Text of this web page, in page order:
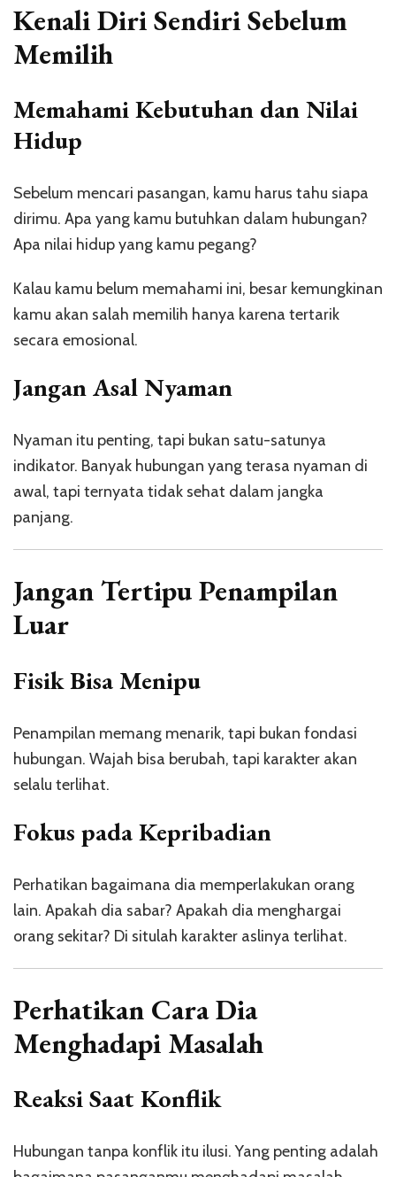
Kenali Diri Sendiri Sebelum
Memilih
Memahami Kebutuhan dan Nilai
Hidup
Sebelum mencari pasangan, kamu harus tahu siapa
dirimu. Apa yang kamu butuhkan dalam hubungan?
Apa nilai hidup yang kamu pegang?
Kalau kamu belum memahami ini, besar kemungkinan
kamu akan salah memilih hanya karena tertarik
secara emosional.
Jangan Asal Nyaman
Nyaman itu penting, tapi bukan satu-satunya
indikator. Banyak hubungan yang terasa nyaman di
awal, tapi ternyata tidak sehat dalam jangka
panjang.
Jangan Tertipu Penampilan
Luar
Fisik Bisa Menipu
Penampilan memang menarik, tapi bukan fondasi
hubungan. Wajah bisa berubah, tapi karakter akan
selalu terlihat.
Fokus pada Kepribadian
Perhatikan bagaimana dia memperlakukan orang
lain. Apakah dia sabar? Apakah dia menghargai
orang sekitar? Di situlah karakter aslinya terlihat.
Perhatikan Cara Dia
Menghadapi Masalah
Reaksi Saat Konflik
Hubungan tanpa konflik itu ilusi. Yang penting adalah